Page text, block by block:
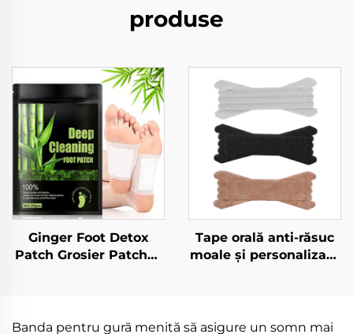
produse
Ginger Foot Detox
Patch Grosier Patches
eliminarea toxinelor
Tape orală anti-răsuc
moale și personalizată
în timpul somnului.
Banda pentru gură menită să asigure un somn mai